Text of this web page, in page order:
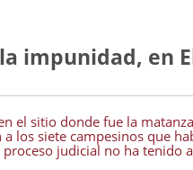
impunidad, en
el sitio donde fue la
los siete campesinos que
judicial no ha tenido